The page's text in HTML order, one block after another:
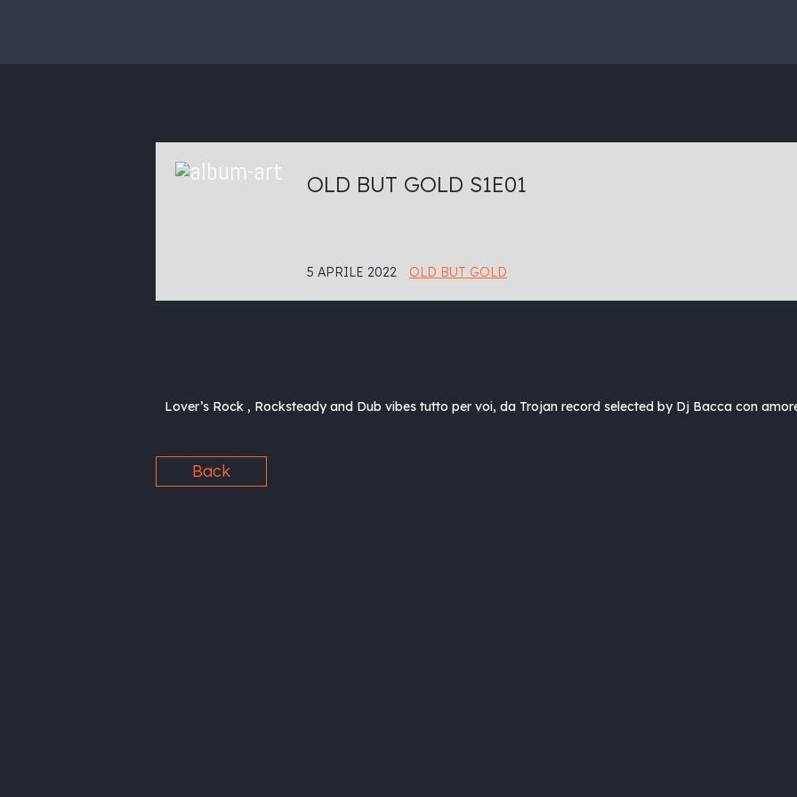
OLD BUT GOLD S1E01
5 APRILE 2022 OLD BUT GOLD
Lover’s Rock , Rocksteady and Dub vibes tutto per voi, da Trojan record selected by Dj Bacca con
Back